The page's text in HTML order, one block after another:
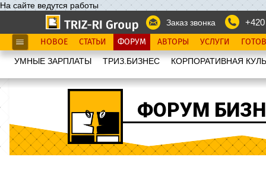
На сайте ведутся работы
Заказ звонка
НОВОЕ СТАТЬИ ФОРУМ АВТОРЫ УСЛУГИ
УМНЫЕ ЗАРПЛАТЫ ТРИЗ.БИЗНЕС КОРПОРАТИВНАЯ
ФОРУМ